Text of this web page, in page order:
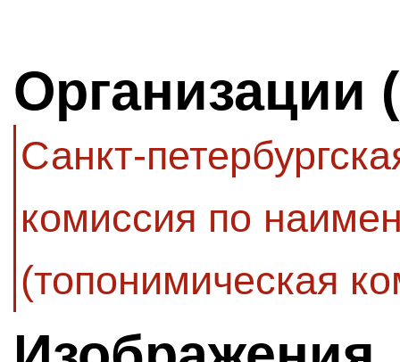
Организации
Санкт-
комиссия по
(топонимическая